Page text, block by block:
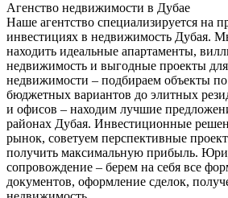
Агенство недвижимости в Дубае
Наше агентство специализируется на
инвестициях в недвижимость Дубая.
находить идеальные апартаменты,
недвижимость и выгодные проекты
недвижимости – подбираем объекты
бюджетных вариантов до элитных
и офисов – находим лучшие
районах Дубая. Инвестиционные
рынок, советуем перспективные
получить максимальную прибыль.
сопровождение – берем на себя все
документов, оформление сделок,